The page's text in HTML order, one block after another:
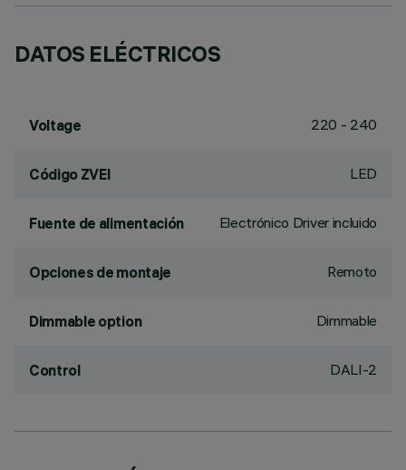
DATOS ELÉCTRICOS
Voltage 220 - 240
Código ZVEI LED
Fuente de alimentación Electrónico Driver incluido
Opciones de montaje Remoto
Dimmable option Dimmable
Control DALI-2